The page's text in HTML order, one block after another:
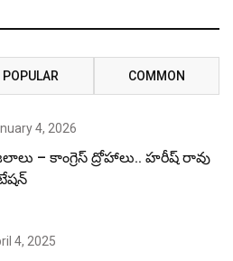
POPULAR COMMON
4, 2026
– కాంగ్రెస్ ద్రోహాలు.. హరీష్ రావు
4, 2025